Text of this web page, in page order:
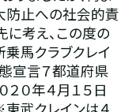
防止への社会的責
考え、この度の
乗馬クラブクレイ
宣言７都道府県
０年４月１５日